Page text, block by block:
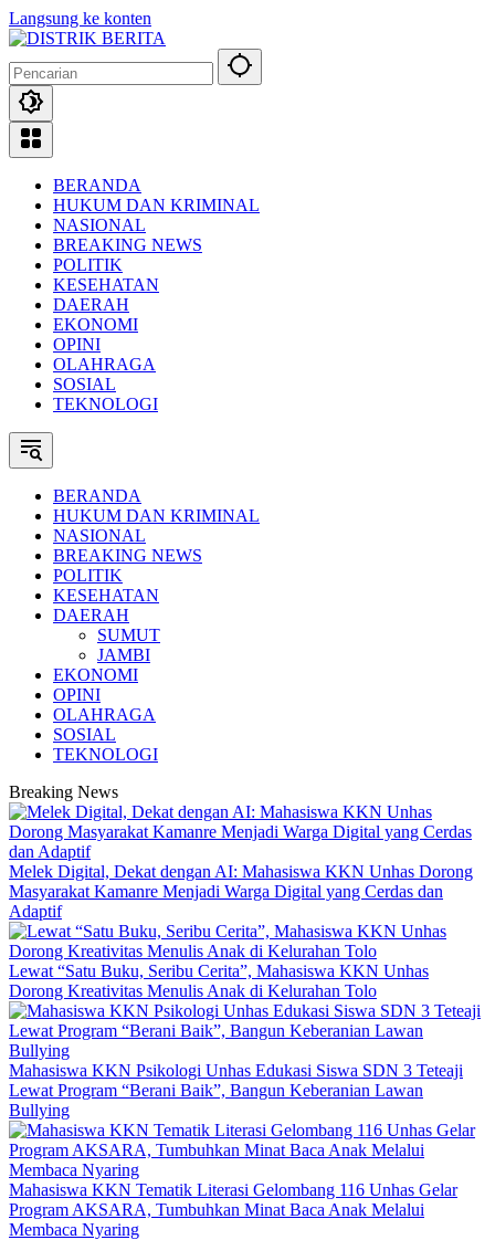
Langsung ke konten
BERANDA
HUKUM DAN KRIMINAL
NASIONAL
BREAKING NEWS
POLITIK
KESEHATAN
DAERAH
EKONOMI
OPINI
OLAHRAGA
SOSIAL
TEKNOLOGI
BERANDA
HUKUM DAN KRIMINAL
NASIONAL
BREAKING NEWS
POLITIK
KESEHATAN
DAERAH
SUMUT
JAMBI
EKONOMI
OPINI
OLAHRAGA
SOSIAL
TEKNOLOGI
Breaking News
Melek Digital, Dekat dengan AI: Mahasiswa KKN Unhas Dorong
Masyarakat Kamanre Menjadi Warga Digital yang Cerdas dan
Adaptif
Lewat “Satu Buku, Seribu Cerita”, Mahasiswa KKN Unhas
Dorong Kreativitas Menulis Anak di Kelurahan Tolo
Mahasiswa KKN Psikologi Unhas Edukasi Siswa SDN 3 Teteaji
Lewat Program “Berani Baik”, Bangun Keberanian Lawan
Bullying
Mahasiswa KKN Tematik Literasi Gelombang 116 Unhas Gelar
Program AKSARA, Tumbuhkan Minat Baca Anak Melalui
Membaca Nyaring